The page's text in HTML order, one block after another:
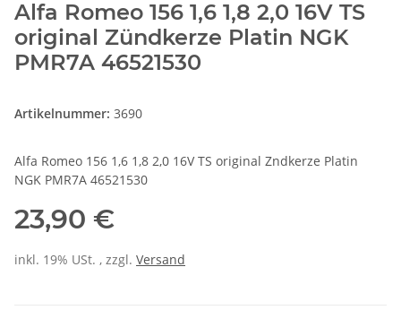
Alfa Romeo 156 1,6 1,8 2,0 16V TS
original Zündkerze Platin NGK
PMR7A 46521530
Artikelnummer: 3690
Alfa Romeo 156 1,6 1,8 2,0 16V TS original Zndkerze Platin
NGK PMR7A 46521530
23,90 €
inkl. 19% USt. , zzgl. Versand